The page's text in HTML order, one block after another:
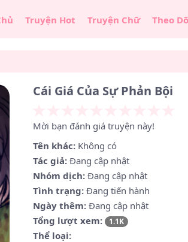
Truyện Hot Truyện Chữ Theo
Cái Giá Của Sự Phản Bội
Mời bạn đánh giá truyện này!
Tên khác: Không có
Tác giả: Đang cập nhật
Nhóm dịch: Đang cập nhật
Tình trạng: Đang tiến hành
Ngày thêm: Đang cập nhật
Tổng lượt xem:
1.1K
Thể loại: